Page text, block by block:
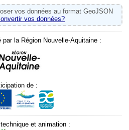
vos données au format GeoJSON
vos données?
par la Région Nouvelle-Aquitaine :
de :
et animation :